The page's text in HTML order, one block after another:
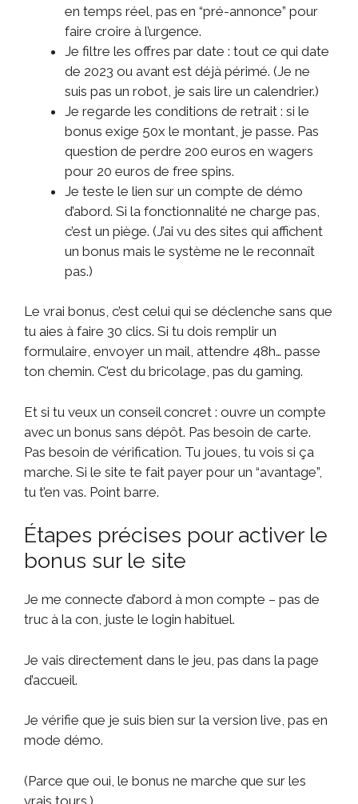
en temps réel, pas en “pré-annonce” pour
faire croire à l’urgence.
Je filtre les offres par date : tout ce qui date
de 2023 ou avant est déjà périmé. (Je ne
suis pas un robot, je sais lire un calendrier.)
Je regarde les conditions de retrait : si le
bonus exige 50x le montant, je passe. Pas
question de perdre 200 euros en wagers
pour 20 euros de free spins.
Je teste le lien sur un compte de démo
d’abord. Si la fonctionnalité ne charge pas,
c’est un piège. (J’ai vu des sites qui affichent
un bonus mais le système ne le reconnaît
pas.)
Le vrai bonus, c’est celui qui se déclenche sans que
tu aies à faire 30 clics. Si tu dois remplir un
formulaire, envoyer un mail, attendre 48h… passe
ton chemin. C’est du bricolage, pas du gaming.
Et si tu veux un conseil concret : ouvre un compte
avec un bonus sans dépôt. Pas besoin de carte.
Pas besoin de vérification. Tu joues, tu vois si ça
marche. Si le site te fait payer pour un “avantage”,
tu t’en vas. Point barre.
Étapes précises pour activer le
bonus sur le site
Je me connecte d’abord à mon compte – pas de
truc à la con, juste le login habituel.
Je vais directement dans le jeu, pas dans la page
d’accueil.
Je vérifie que je suis bien sur la version live, pas en
mode démo.
(Parce que oui, le bonus ne marche que sur les
vrais tours.)